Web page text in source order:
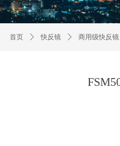
首页 ꄲ 快反镜 ꄲ 商用级快反镜